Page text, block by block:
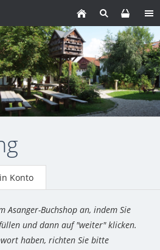
Konto
Asanger-Buchshop an, indem Sie
und dann auf "weiter" klicken.
haben, richten Sie bitte